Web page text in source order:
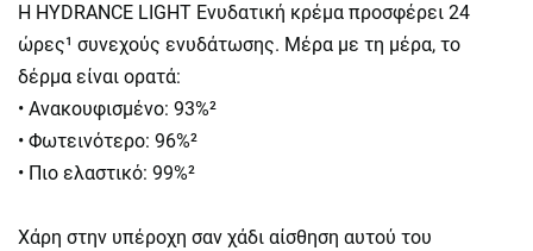
Η HYDRANCE LIGHT Ενυδατική κρέμα προσφέρει 24
ώρες¹ συνεχούς ενυδάτωσης. Μέρα με τη μέρα, το
δέρμα είναι ορατά:
• Ανακουφισμένο: 93%²
• Φωτεινότερο: 96%²
• Πιο ελαστικό: 99%²
Χάρη στην υπέροχη σαν χάδι αίσθηση αυτού του